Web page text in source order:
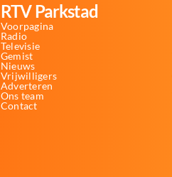
RTV Parkstad
Voorpagina
Radio
Televisie
Gemist
Nieuws
Vrijwilligers
Adverteren
Ons team
Contact